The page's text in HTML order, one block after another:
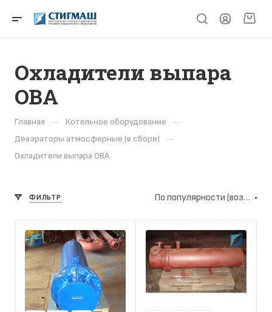
Охладители выпара
ОВА
Главная — Котельное оборудование —
Деаэраторы атмосферные (в сборе) —
Охладители выпара ОВА
ФИЛЬТР По популярности (возрастание)